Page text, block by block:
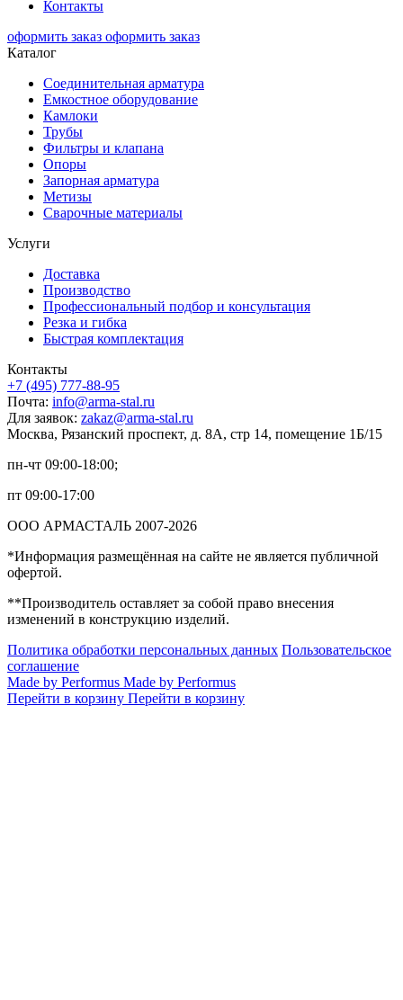
Контакты
оформить заказ оформить заказ
Каталог
Соединительная арматура
Емкостное оборудование
Камлоки
Трубы
Фильтры и клапана
Опоры
Запорная арматура
Метизы
Сварочные материалы
Услуги
Доставка
Производство
Профессиональный подбор и консультация
Резка и гибка
Быстрая комплектация
Контакты
+7 (495) 777-88-95
Почта: info@arma-stal.ru
Для заявок: zakaz@arma-stal.ru
Москва, Рязанский проспект, д. 8А, стр 14, помещение 1Б/15
пн-чт 09:00-18:00;
пт 09:00-17:00
ООО АРМАСТАЛЬ 2007-2026
*Информация размещённая на сайте не является публичной
офертой.
**Производитель оставляет за собой право внесения
изменений в конструкцию изделий.
Политика обработки персональных данных Пользовательское
соглашение
Made by Performus Made by Performus
Перейти в корзину Перейти в корзину